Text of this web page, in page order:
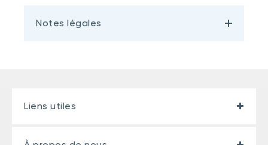
Notes légales
Liens utiles